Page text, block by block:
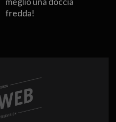
fredda!